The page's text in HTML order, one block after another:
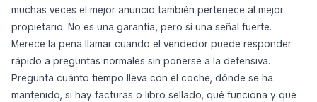
muchas veces el mejor anuncio también pertenece al mejor
propietario. No es una garantía, pero sí una señal fuerte.
Merece la pena llamar cuando el vendedor puede responder
rápido a preguntas normales sin ponerse a la defensiva.
Pregunta cuánto tiempo lleva con el coche, dónde se ha
mantenido, si hay facturas o libro sellado, qué funciona y qué